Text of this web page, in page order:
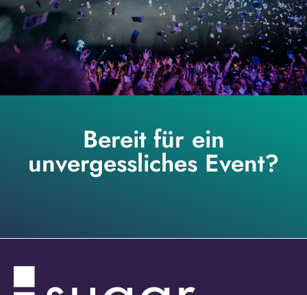
Bereit für ein
unvergessliches Event?